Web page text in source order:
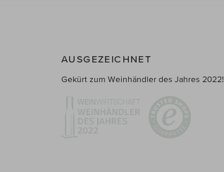
AUSGEZEICHNET
Gekürt zum Weinhändler des Jahres 2022!